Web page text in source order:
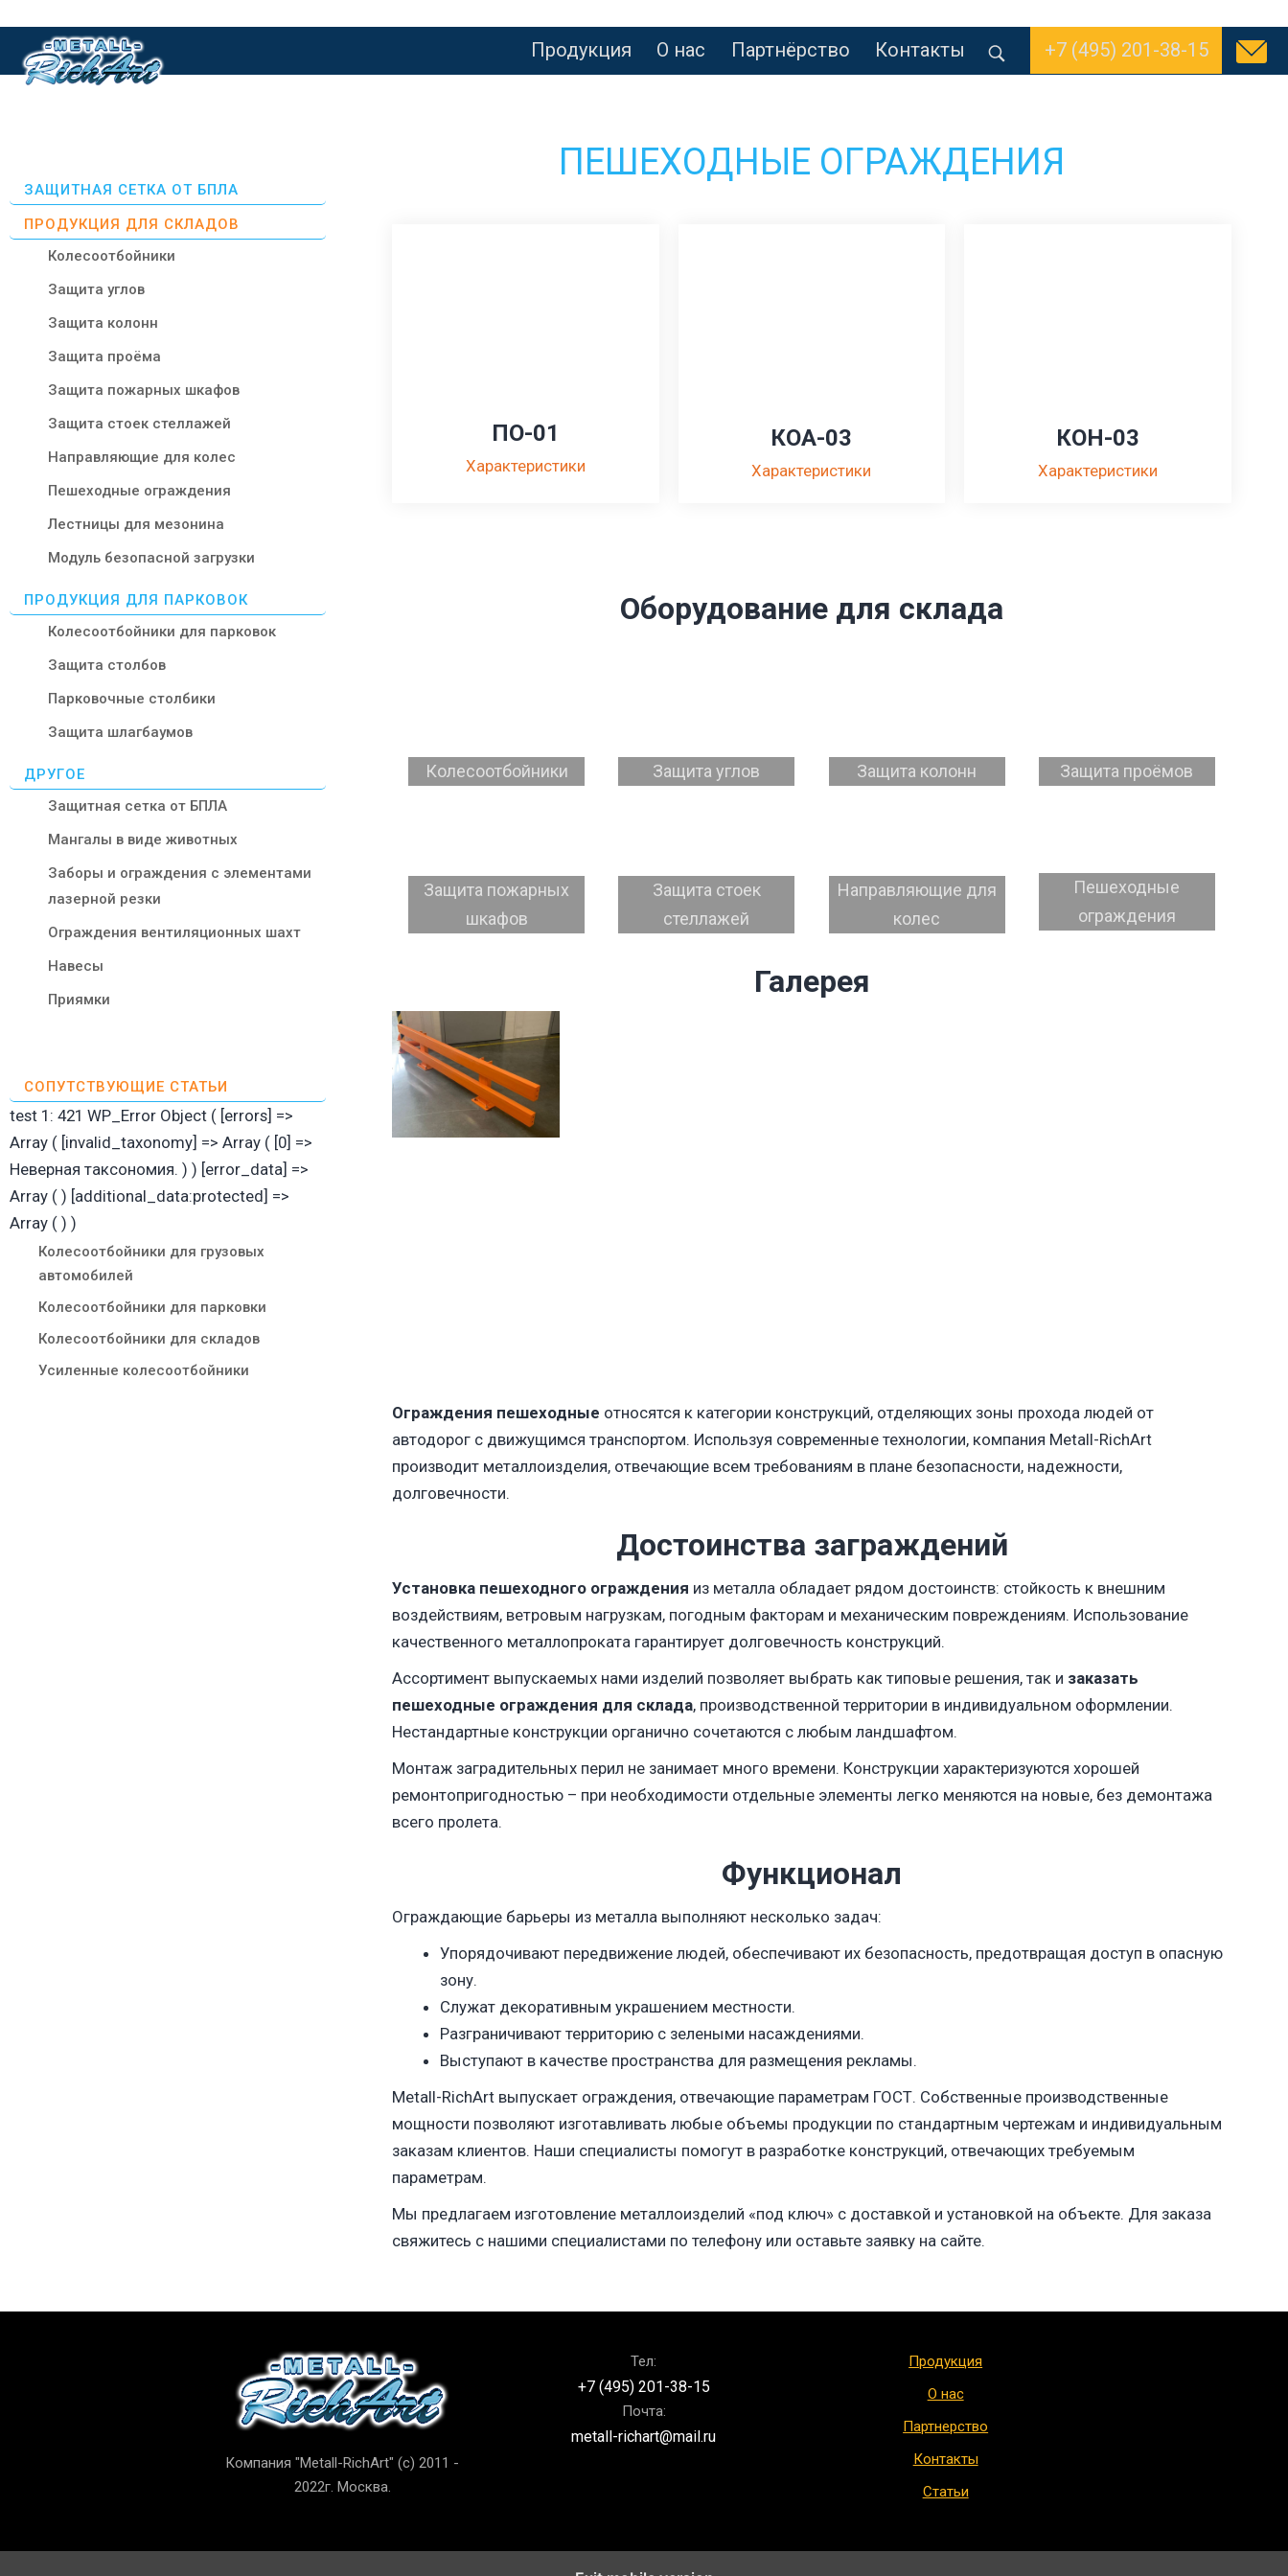
Перейти
Продукция О нас Партнёрство Контакты +7 (495) 201-38-15
ЗАЩИТНАЯ СЕТКА ОТ БПЛА
ПРОДУКЦИЯ ДЛЯ СКЛАДОВ
Колесоотбойники
Защита углов
Защита колонн
Защита проёма
Защита пожарных шкафов
Защита стоек стеллажей
Направляющие для колес
Пешеходные ограждения
Лестницы для мезонина
Модуль безопасной загрузки
ПРОДУКЦИЯ ДЛЯ ПАРКОВОК
Колесоотбойники для парковок
Защита столбов
Парковочные столбики
Защита шлагбаумов
ДРУГОЕ
Защитная сетка от БПЛА
Мангалы в виде животных
Заборы и ограждения с элементами
лазерной резки
Ограждения вентиляционных шахт
Навесы
Приямки
СОПУТСТВУЮЩИЕ СТАТЬИ
test 1: 421 WP_Error Object ( [errors] =>
Array ( [invalid_taxonomy] => Array ( [0] =>
Неверная таксономия. ) ) [error_data] =>
Array ( ) [additional_data:protected] =>
Array ( ) )
Колесоотбойники для грузовых
автомобилей
Колесоотбойники для парковки
Колесоотбойники для складов
Усиленные колесоотбойники
ПЕШЕХОДНЫЕ ОГРАЖДЕНИЯ
ПО-01
Характеристики
КОА-03
Характеристики
КОН-03
Характеристики
Оборудование для склада
Колесоотбойники Защита углов Защита колонн Защита проёмов
Защита пожарных
шкафов
Защита стоек
стеллажей
Направляющие для
колес
Пешеходные
ограждения
Галерея
Ограждения пешеходные относятся к категории конструкций, отделяющих зоны прохода людей от
автодорог с движущимся транспортом. Используя современные технологии, компания Metall-RichArt
производит металлоизделия, отвечающие всем требованиям в плане безопасности, надежности,
долговечности.
Достоинства заграждений
Установка пешеходного ограждения из металла обладает рядом достоинств: стойкость к внешним
воздействиям, ветровым нагрузкам, погодным факторам и механическим повреждениям. Использование
качественного металлопроката гарантирует долговечность конструкций.
Ассортимент выпускаемых нами изделий позволяет выбрать как типовые решения, так и заказать
пешеходные ограждения для склада, производственной территории в индивидуальном оформлении.
Нестандартные конструкции органично сочетаются с любым ландшафтом.
Монтаж заградительных перил не занимает много времени. Конструкции характеризуются хорошей
ремонтопригодностью – при необходимости отдельные элементы легко меняются на новые, без демонтажа
всего пролета.
Функционал
Ограждающие барьеры из металла выполняют несколько задач:
Упорядочивают передвижение людей, обеспечивают их безопасность, предотвращая доступ в опасную
зону.
Служат декоративным украшением местности.
Разграничивают территорию с зелеными насаждениями.
Выступают в качестве пространства для размещения рекламы.
Metall-RichArt выпускает ограждения, отвечающие параметрам ГОСТ. Собственные производственные
мощности позволяют изготавливать любые объемы продукции по стандартным чертежам и индивидуальным
заказам клиентов. Наши специалисты помогут в разработке конструкций, отвечающих требуемым
параметрам.
Мы предлагаем изготовление металлоизделий «под ключ» с доставкой и установкой на объекте. Для заказа
свяжитесь с нашими специалистами по телефону или оставьте заявку на сайте.
Компания "Metall-RichArt" (c) 2011 -
2022г. Москва.
Тел:
+7 (495) 201-38-15
Почта:
metall-richart@mail.ru
Продукция
О нас
Партнерство
Контакты
Статьи